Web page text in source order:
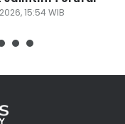
15:54 WIB